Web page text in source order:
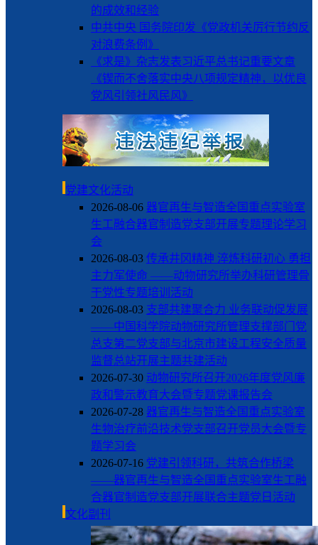
的成效和经验
中共中央 国务院印发《党政机关厉行节约反
对浪费条例》
《求是》杂志发表习近平总书记重要文章
《锲而不舍落实中央八项规定精神，以优良
党风引领社风民风》
党建文化活动
2026-08-06 器官再生与智造全国重点实验室
生工融合器官制造党支部开展专题理论学习
会
2026-08-03 传承井冈精神 淬炼科研初心 勇担
主力军使命 ——动物研究所举办科研管理骨
干党性专题培训活动
2026-08-03 支部共建聚合力 业务联动促发展
——中国科学院动物研究所管理支撑部门党
总支第二党支部与北京市建设工程安全质量
监督总站开展主题共建活动
2026-07-30 动物研究所召开2026年度党风廉
政和警示教育大会暨专题党课报告会
2026-07-28 器官再生与智造全国重点实验室
生物治疗前沿技术党支部召开党员大会暨专
题学习会
2026-07-16 党建引领科研，共筑合作桥梁
——器官再生与智造全国重点实验室生工融
合器官制造党支部开展联合主题党日活动
文化副刊